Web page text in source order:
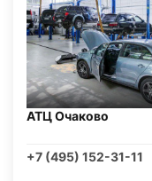
АТЦ Очаково
+7 (495) 152-31-11